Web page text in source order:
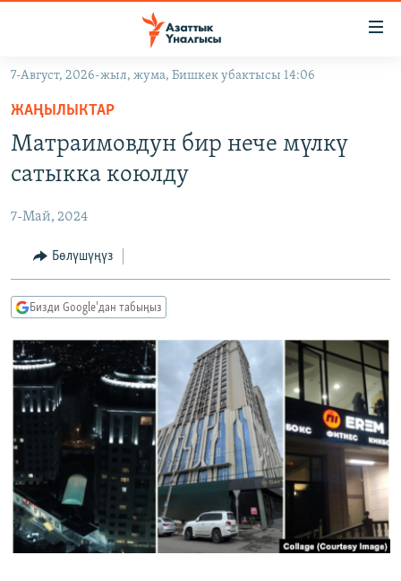
Навигацияга
өтүңүз
Издөөгө
салыңызКЫРГЫЗСТАН
ЭКОНОМИКА
МАДАНИЯТ
ДҮЙНӨ
БОРБОР АЗИЯ
АТАЙЫН ИЛИКТӨӨ
ТВ ПРОГРАММАЛАР
ЭКСПЕРТТЕР ТАЛДАЙТ
БИЗ ЖАНА ДҮЙНӨ
ДАНИСТЕ
ЭЖЕ-СИҢДИЛЕР
АЗАТТЫК+
ЫҢГАЙСЫЗ СУРООЛОР
ӨЗГӨЧӨ ПИКИР
Русский
ОНЛАЙН ШЕРИНЕ
ЭЕ/АРнун бардык сайттары
7-Август, 2026-жыл, жума, Бишкек убактысы 14:06
ЖАҢЫЛЫКТАР
Матраимовдун бир нече мүлкү
сатыкка коюлду
7-Май, 2024
Бөлүшүңүз
Бизди Google'дан табыңыз